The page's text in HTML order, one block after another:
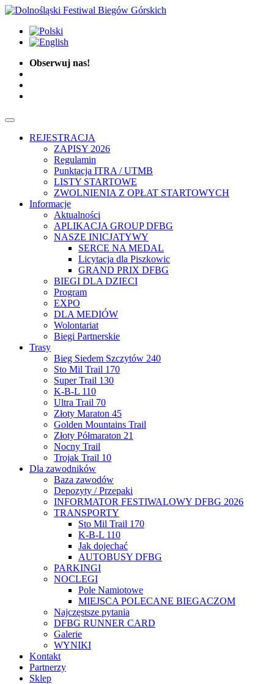
Obserwuj nas!
REJESTRACJA
ZAPISY 2026
Regulamin
Punktacja ITRA / UTMB
LISTY STARTOWE
ZWOLNIENIA Z OPŁAT STARTOWYCH
Informacje
Aktualności
APLIKACJA GROUP DFBG
NASZE INICJATYWY
SERCE NA MEDAL
Licytacja dla Piszkowic
GRAND PRIX DFBG
BIEGI DLA DZIECI
Program
EXPO
DLA MEDIÓW
Wolontariat
Biegi Partnerskie
Trasy
Bieg Siedem Szczytów 240
Sto Mil Trail 170
Super Trail 130
K-B-L 110
Ultra Trail 70
Złoty Maraton 45
Golden Mountains Trail
Złoty Półmaraton 21
Nocny Trail
Trojak Trail 10
Dla zawodników
Baza zawodów
Depozyty / Przepaki
INFORMATOR FESTIWALOWY DFBG 2026
TRANSPORTY
Sto Mil Trail 170
K-B-L 110
Jak dojechać
AUTOBUSY DFBG
PARKINGI
NOCLEGI
Pole Namiotowe
MIEJSCA POLECANE BIEGACZOM
Najczęstsze pytania
DFBG RUNNER CARD
Galerie
WYNIKI
Kontakt
Partnerzy
Sklep